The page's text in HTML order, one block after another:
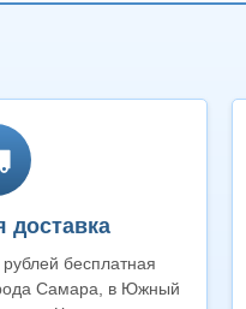
доставка
бесплатная
Самара, в Южный